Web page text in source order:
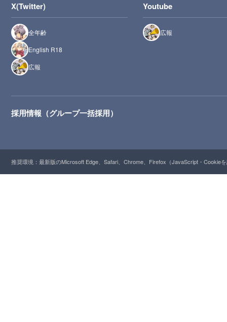
X(Twitter)
全年齢
English R18
広報
Youtube
広報
採用情報（グループ一括採用）
推奨環境：最新版のMicrosoft Edge、Safari、Chrome、Firefox（JavaScript・Cookie